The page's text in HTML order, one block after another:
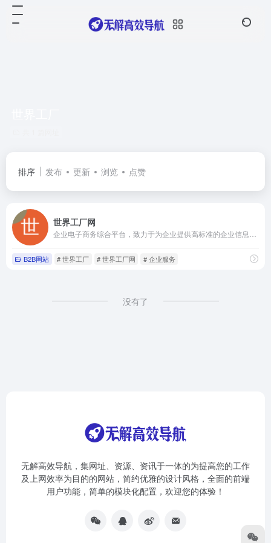
排序 发布 更新 浏览 点赞
世界工厂网
B2B网站 # 世界工厂 # 世界工厂网 # 企业服务
没有了
无解高效导航，集网址、资源、资讯于一体的为提高您的工作
及上网效率为目的的网站，简约优雅的设计风格，全面的前端
用户功能，简单的模块化配置，欢迎您的体验！